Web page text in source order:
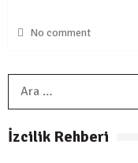
Doruklardaki
No comment
İzcilik Rehberi